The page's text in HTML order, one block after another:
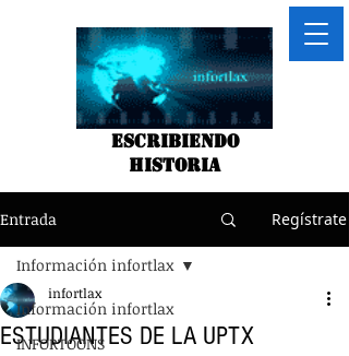
Escribiendo
historia
Entrada Regístrate
Información infortlax
INFORTOONS
Información infortlax
ESTUDIANTES DE LA UPTX
infortlax